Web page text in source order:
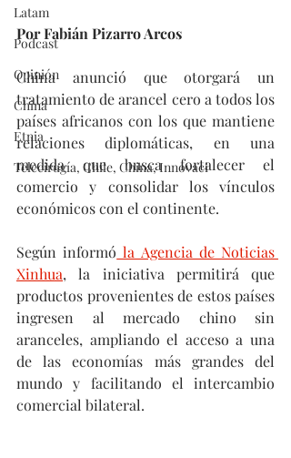
Latam
Podcast
Opinión
China
Etnia
Telecirugía, Chile, China, Innovaci
Por Fabián Pizarro Arcos
China anunció que otorgará un
tratamiento de arancel cero a todos los
países africanos con los que mantiene
relaciones diplomáticas, en una
medida que busca fortalecer el
comercio y consolidar los vínculos
económicos con el continente.
Según informó la Agencia de Noticias
Xinhua, la iniciativa permitirá que
productos provenientes de estos países
ingresen al mercado chino sin
aranceles, ampliando el acceso a una
de las economías más grandes del
mundo y facilitando el intercambio
comercial bilateral.